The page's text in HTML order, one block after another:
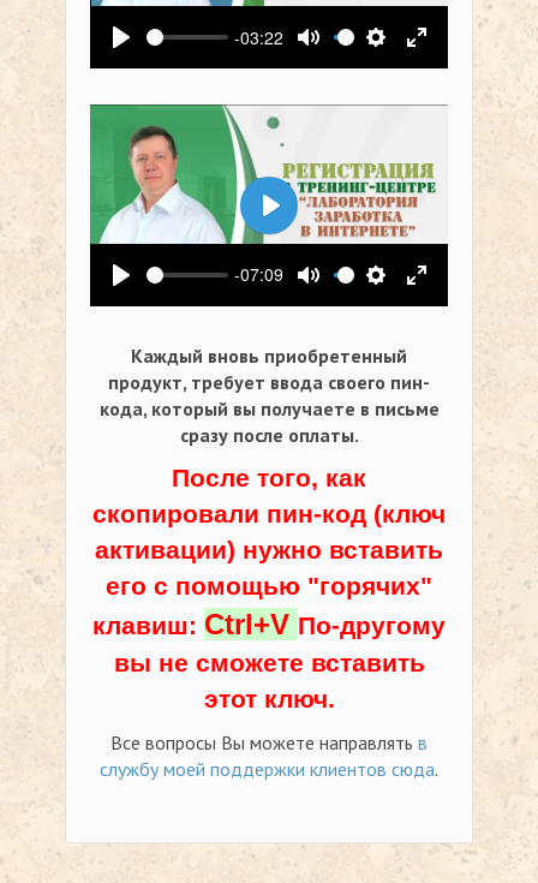
Воспроизвести
-03:22
Выключить звук
Настройки
На весь
Воспроизвести
-07:09
Выключить звук
Настройки
На весь
Воспроизвести
Каждый вновь приобретенный
продукт, требует ввода своего пин-
кода, который вы получаете в письме
сразу после оплаты.
После того, как
скопировали пин-код (ключ
активации) нужно вставить
его с помощью "горячих"
клавиш: Ctrl+V По-другому
вы не сможете вставить
этот ключ.
Все вопросы Вы можете направлять в
службу моей поддержки клиентов сюда.